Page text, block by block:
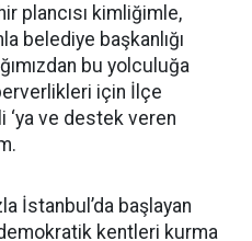
plancısı kimliğimle,
belediye başkanlığı
bu yolculuğa
için İlçe
‘ya ve destek veren
İstanbul’da başlayan
kentleri kurma